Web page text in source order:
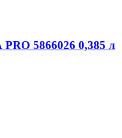
5866026 0,385 л